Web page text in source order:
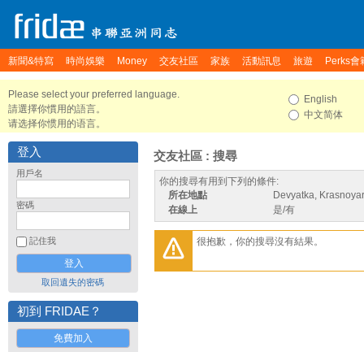
新聞&特寫 時尚娛樂 Money 交友社區 家族 活動訊息 旅遊 Perks會
Please select your preferred language.
請選擇你慣用的語言。
请选择你惯用的语言。
English
中文简体
登入
用戶名
密碼
記住我
取回遺失的密碼
初到 FRIDAE？
免費加入
交友社區 : 搜尋
你的搜尋有用到下列的條件:
所在地點
Devyatka,
在線上
是/有
很抱歉，你的搜尋沒有結果。